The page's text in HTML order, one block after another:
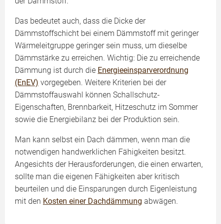
Das bedeutet auch, dass die Dicke der
Dämmstoffschicht bei einem Dämmstoff mit geringer
Wärmeleitgruppe geringer sein muss, um dieselbe
Dämmstärke zu erreichen. Wichtig: Die zu erreichende
Dämmung ist durch die Energieeinsparverordnung
(EnEV) vorgegeben. Weitere Kriterien bei der
Dämmstoffauswahl können Schallschutz-
Eigenschaften, Brennbarkeit, Hitzeschutz im Sommer
sowie die Energiebilanz bei der Produktion sein.
Man kann selbst ein Dach dämmen, wenn man die
notwendigen handwerklichen Fähigkeiten besitzt.
Angesichts der Herausforderungen, die einen erwarten,
sollte man die eigenen Fähigkeiten aber kritisch
beurteilen und die Einsparungen durch Eigenleistung
mit den Kosten einer Dachdämmung abwägen.